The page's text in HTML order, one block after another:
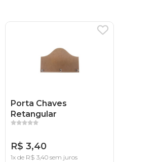
Porta Chaves
Retangular
R$ 3,40
1x de R$ 3,40 sem juros